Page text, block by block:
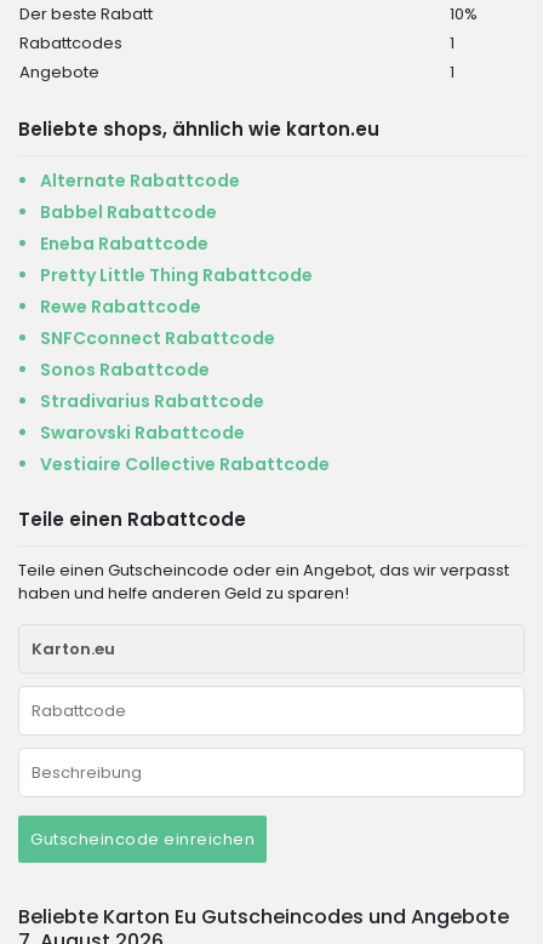
Der beste Rabatt
10%
Rabattcodes
1
Angebote
1
Beliebte shops, ähnlich wie karton.eu
Alternate Rabattcode
Babbel Rabattcode
Eneba Rabattcode
Pretty Little Thing Rabattcode
Rewe Rabattcode
SNFCconnect Rabattcode
Sonos Rabattcode
Stradivarius Rabattcode
Swarovski Rabattcode
Vestiaire Collective Rabattcode
Teile einen Rabattcode
Teile einen Gutscheincode oder ein Angebot, das wir verpasst
haben und helfe anderen Geld zu sparen!
Gutscheincode einreichen
Beliebte Karton Eu Gutscheincodes und Angebote